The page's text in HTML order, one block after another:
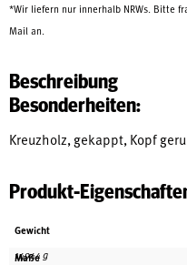
*Wir liefern nur innerhalb NRWs. Bitte
Mail an.
Beschreibung
Besonderheiten:
Kreuzholz, gekappt, Kopf
Produkt-
Gewicht
14944 g
Maße